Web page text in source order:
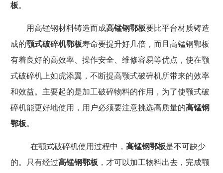
板。
用高锰钢材料铸造而成高锰钢鄂板要比平台材质铸造
成的颚式破碎机鄂板寿命要提升好几倍，而且高锰钢鄂板
有着良好的高效率、操作安全、维修容易等优点，使在颚
式破碎机上如虎添翼，不断提高颚式破碎机所带来的效率
和效益。主要起的是加工破碎物料的作用，为了使颚式破
碎机能更好地使用，用户必须要注意挑选高质量的高锰钢
鄂板。
在颚式破碎机使用过程中， 高锰钢鄂板是不可缺少
的。只有经过高锰钢鄂板 ，才可以加工物料出去，完成颚